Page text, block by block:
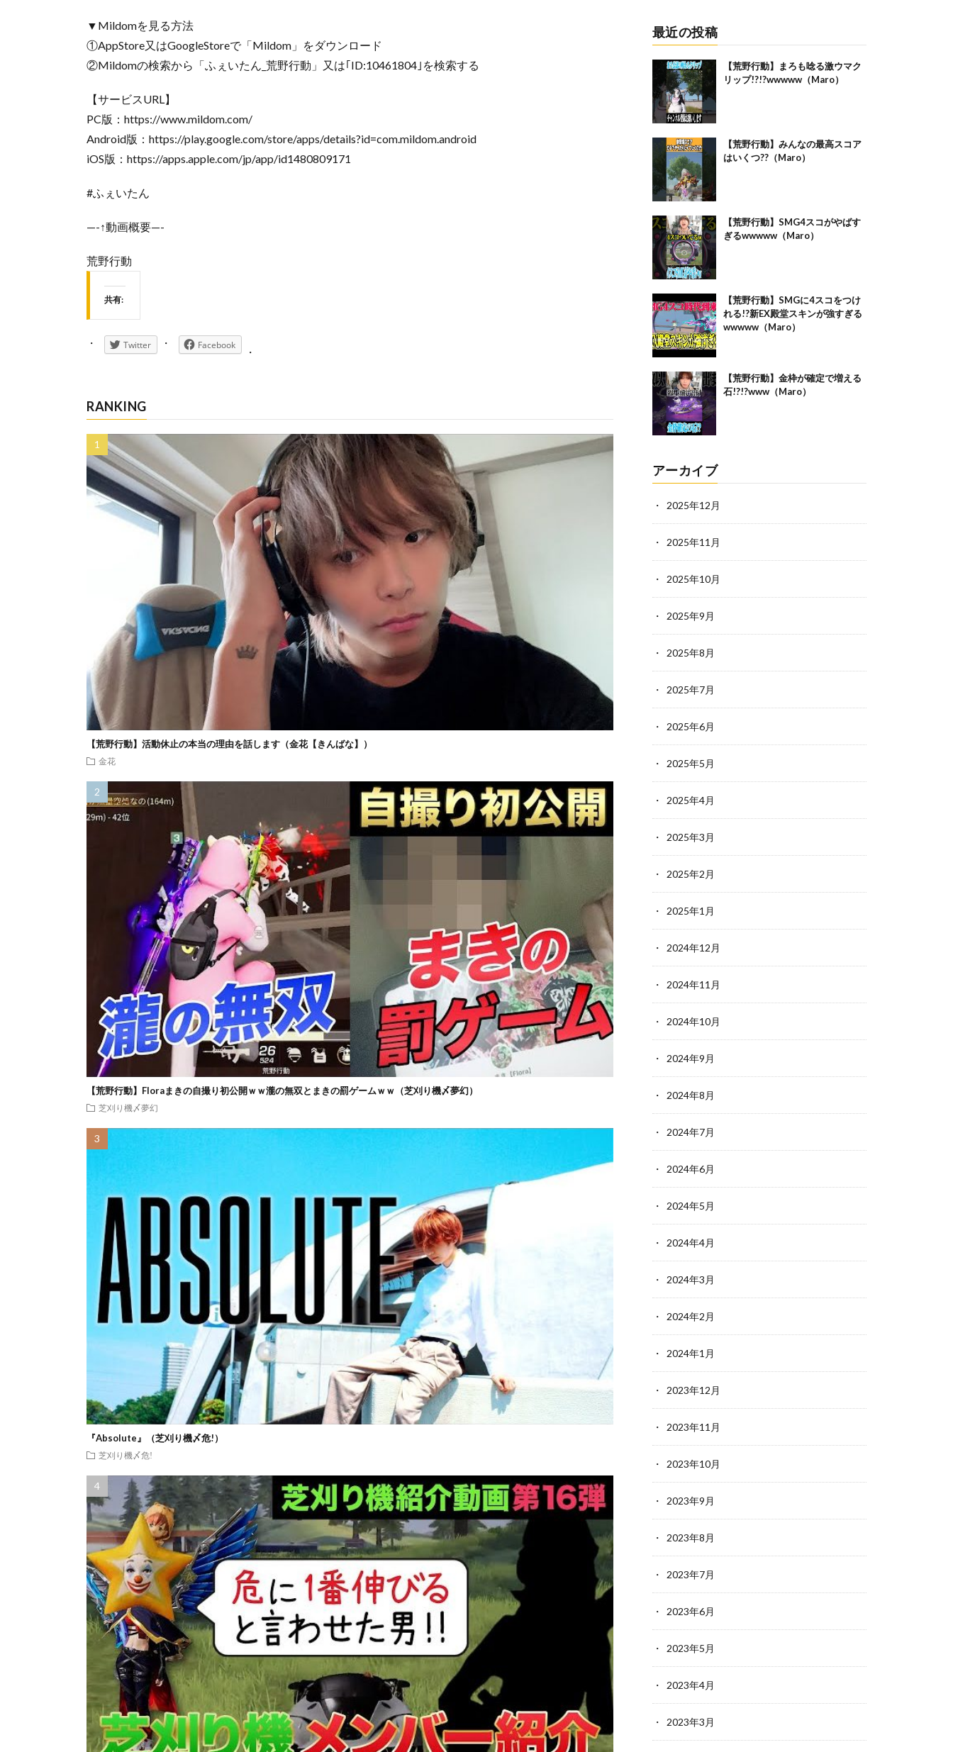
▼Mildomを見る方法
①AppStore又はGoogleStoreで「Mildom」をダウンロード
②Mildomの検索から「ふぇいたん_荒野行動」又は｢ID:10461804｣を検索する
【サービスURL】
PC版：https://www.mildom.com/
Android版：https://play.google.com/store/apps/details?id=com.mildom.android
iOS版：https://apps.apple.com/jp/app/id1480809171
#ふぇいたん
—-↑動画概要—-
荒野行動
共有:
Twitter Facebook
RANKING
【荒野行動】活動休止の本当の理由を話します（金花【きんばな】）
金花
【荒野行動】Floraまきの自撮り初公開ｗｗ瀧の無双とまきの罰ゲームｗｗ（芝刈り機〆夢幻）
芝刈り機〆夢幻
『Absolute』（芝刈り機〆危!）
芝刈り機〆危!
最近の投稿
【荒野行動】まろも唸る激ウマク
リップ!?!?wwwww（Maro）
【荒野行動】みんなの最高スコア
はいくつ??（Maro）
【荒野行動】SMG4スコがやばす
ぎるwwwww（Maro）
【荒野行動】SMGに4スコをつけ
れる!?新EX殿堂スキンが強すぎる
wwwww（Maro）
【荒野行動】金枠が確定で増える
石!?!?www（Maro）
アーカイブ
2025年12月
2025年11月
2025年10月
2025年9月
2025年8月
2025年7月
2025年6月
2025年5月
2025年4月
2025年3月
2025年2月
2025年1月
2024年12月
2024年11月
2024年10月
2024年9月
2024年8月
2024年7月
2024年6月
2024年5月
2024年4月
2024年3月
2024年2月
2024年1月
2023年12月
2023年11月
2023年10月
2023年9月
2023年8月
2023年7月
2023年6月
2023年5月
2023年4月
2023年3月